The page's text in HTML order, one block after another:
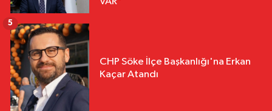
CHP Söke İlçe Başkanlığı'na Erkan
Kaçar Atandı
5